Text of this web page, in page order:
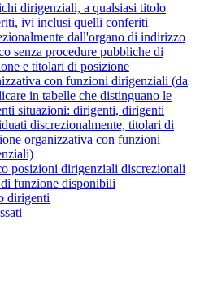
dirigenziali, a qualsiasi titolo
ivi inclusi quelli conferiti
dall'organo di indirizzo
senza procedure pubbliche di
e titolari di posizione
con funzioni dirigenziali (da
in tabelle che distinguano le
situazioni: dirigenti, dirigenti
discrezionalmente, titolari di
organizzativa con funzioni
posizioni dirigenziali discrezionali
funzione disponibili
dirigenti